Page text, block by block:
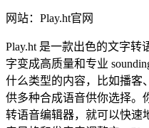
网站：Play.ht官网
Play.ht 是一款出色的文字
字变成高质量和专业
什么类型的内容，比如播客
供多种合成语音供你选择。
转语音编辑器，就可以快速